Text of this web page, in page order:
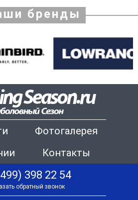
бренды
Фотогалерея
Контакты
398 22 54
обратный звонок